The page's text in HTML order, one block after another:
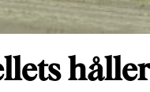
håller